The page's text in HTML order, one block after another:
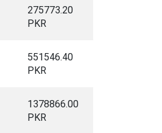
275773.20
PKR
551546.40
PKR
1378866.00
PKR